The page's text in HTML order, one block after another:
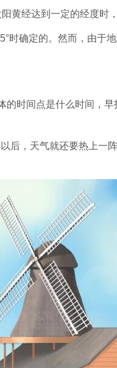
黄经达到一定的经度时
确定的。然而，由于
时间点是什么时间，
后，天气就还要热上一